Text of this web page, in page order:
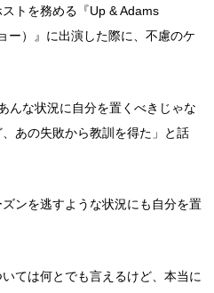
トを務める『Up & Adams
ー）』に出演した際に、不慮のケ
んな状況に自分を置くべきじゃな
あの失敗から教訓を得た」と話
ズンを逃すような状況にも自分を置
ては何とでも言えるけど、本当に